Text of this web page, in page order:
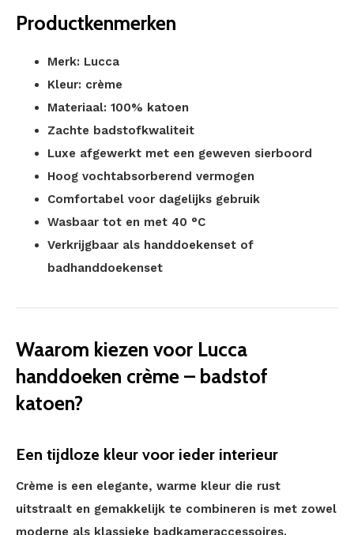
Productkenmerken
Merk: Lucca
Kleur: crème
Materiaal: 100% katoen
Zachte badstofkwaliteit
Luxe afgewerkt met een geweven sierboord
Hoog vochtabsorberend vermogen
Comfortabel voor dagelijks gebruik
Wasbaar tot en met 40 °C
Verkrijgbaar als handdoekenset of
badhanddoekenset
Waarom kiezen voor Lucca
handdoeken crème – badstof
katoen?
Een tijdloze kleur voor ieder interieur
Crème is een elegante, warme kleur die rust
uitstraalt en gemakkelijk te combineren is met zowel
moderne als klassieke badkameraccessoires.